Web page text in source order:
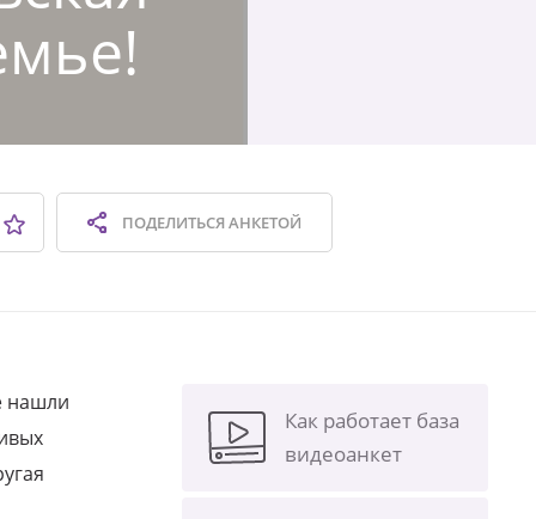
ПОДЕЛИТЬСЯАНКЕТОЙ
нашли
Как работает база
видеоанкет